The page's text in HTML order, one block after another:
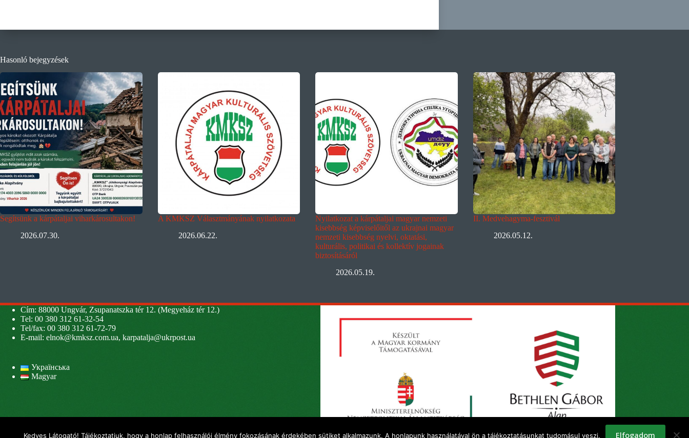
Hasonló bejegyzések
Segítsünk a kárpátaljai viharkárosultakon!
2026.07.30.
A KMKSZ Választmányának nyilatkozata
2026.06.22.
Nyilatkozat a kárpátaljai magyar nemzeti
kisebbség képviselőitől az ukrajnai magyar
nemzeti kisebbség nyelvi, oktatási,
kulturális, politikai és kollektív jogainak
biztosításáról
2026.05.19.
II. Medvehagyma-fesztivál
2026.05.12.
Cím: 88000 Ungvár, Zsupanatszka tér 12. (Megyeház tér 12.)
Tel: 00 380 312 61-32-54
Tel/fax: 00 380 312 61-72-79
E-mail: elnok@kmksz.com.ua, karpatalja@ukrpost.ua
Українська
Magyar
Kedves Látogató! Tájékoztatjuk, hogy a honlap felhasználói élmény fokozásának érdekében sütiket alkalmazunk. A honlapunk használatával ön a tájékoztatásunkat tudomásul veszi. Elfogadom